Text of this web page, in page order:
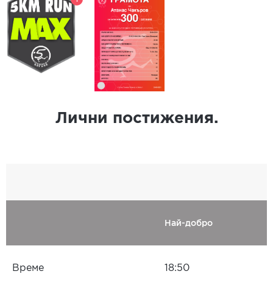
Лични постижения.
Най-добро
Време 18:50